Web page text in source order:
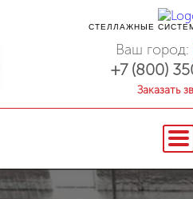
СТЕЛЛАЖНЫЕ
Ваш город:
+7 (800)
Заказать